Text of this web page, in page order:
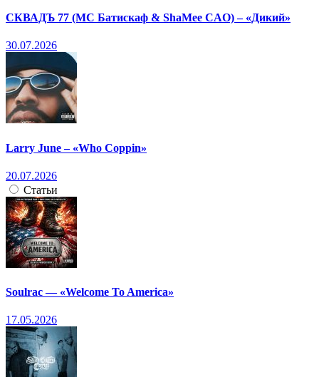
СКВАДЪ 77 (МС Батискаф & ShaMee CAO) – «Дикий»
30.07.2026
Larry June – «Who Coppin»
20.07.2026
Статьи
Soulrac — «Welcome To America»
17.05.2026